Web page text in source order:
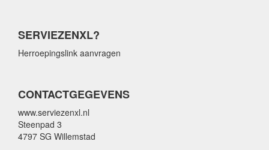
SERVIEZENXL?
Herroepingslink aanvragen
CONTACTGEGEVENS
www.serviezenxl.nl
Steenpad 3
4797 SG Willemstad